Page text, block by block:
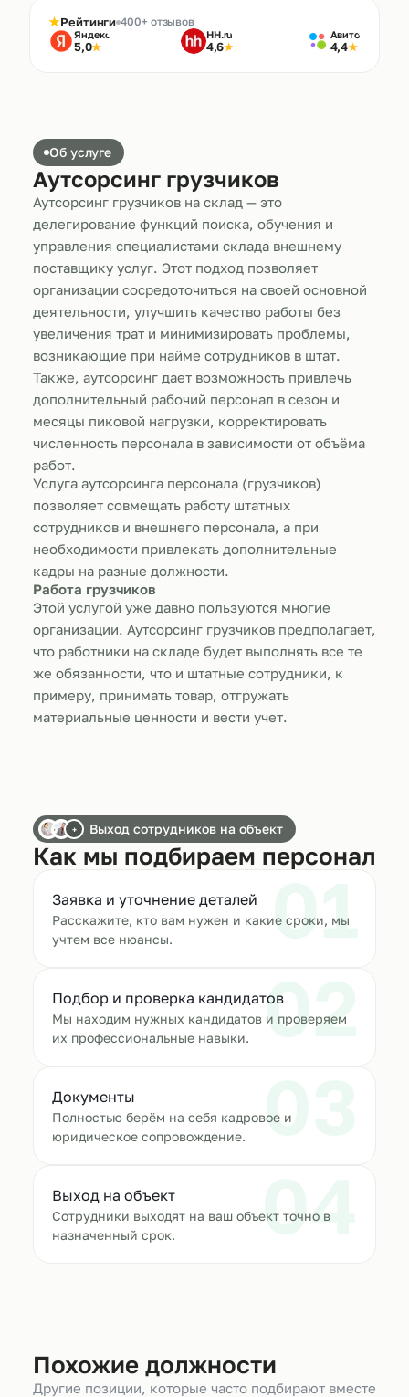
★Рейтинги 400+ отзывов
Яндекс
5,0★
HH.ru
4,6★
Авито
4,4★
Об услуге
Аутсорсинг грузчиков
Аутсорсинг грузчиков на склад — это
делегирование функций поиска, обучения и
управления специалистами склада внешнему
поставщику услуг. Этот подход позволяет
организации сосредоточиться на своей основной
деятельности, улучшить качество работы без
увеличения трат и минимизировать проблемы,
возникающие при найме сотрудников в штат.
Также, аутсорсинг дает возможность привлечь
дополнительный рабочий персонал в сезон и
месяцы пиковой нагрузки, корректировать
численность персонала в зависимости от объёма
работ.
Услуга аутсорсинга персонала (грузчиков)
позволяет совмещать работу штатных
сотрудников и внешнего персонала, а при
необходимости привлекать дополнительные
кадры на разные должности.
Работа грузчиков
Этой услугой уже давно пользуются многие
организации. Аутсорсинг грузчиков предполагает,
что работники на складе будет выполнять все те
же обязанности, что и штатные сотрудники, к
примеру, принимать товар, отгружать
материальные ценности и вести учет.
+ Выход сотрудников на объект
Как мы подбираем персонал
01
Заявка и уточнение деталей
Расскажите, кто вам нужен и какие сроки, мы
учтем все нюансы.
02
Подбор и проверка кандидатов
Мы находим нужных кандидатов и проверяем
их профессиональные навыки.
03
Документы
Полностью берём на себя кадровое и
юридическое сопровождение.
04
Выход на объект
Сотрудники выходят на ваш объект точно в
назначенный срок.
Похожие должности
Другие позиции, которые часто подбирают вместе